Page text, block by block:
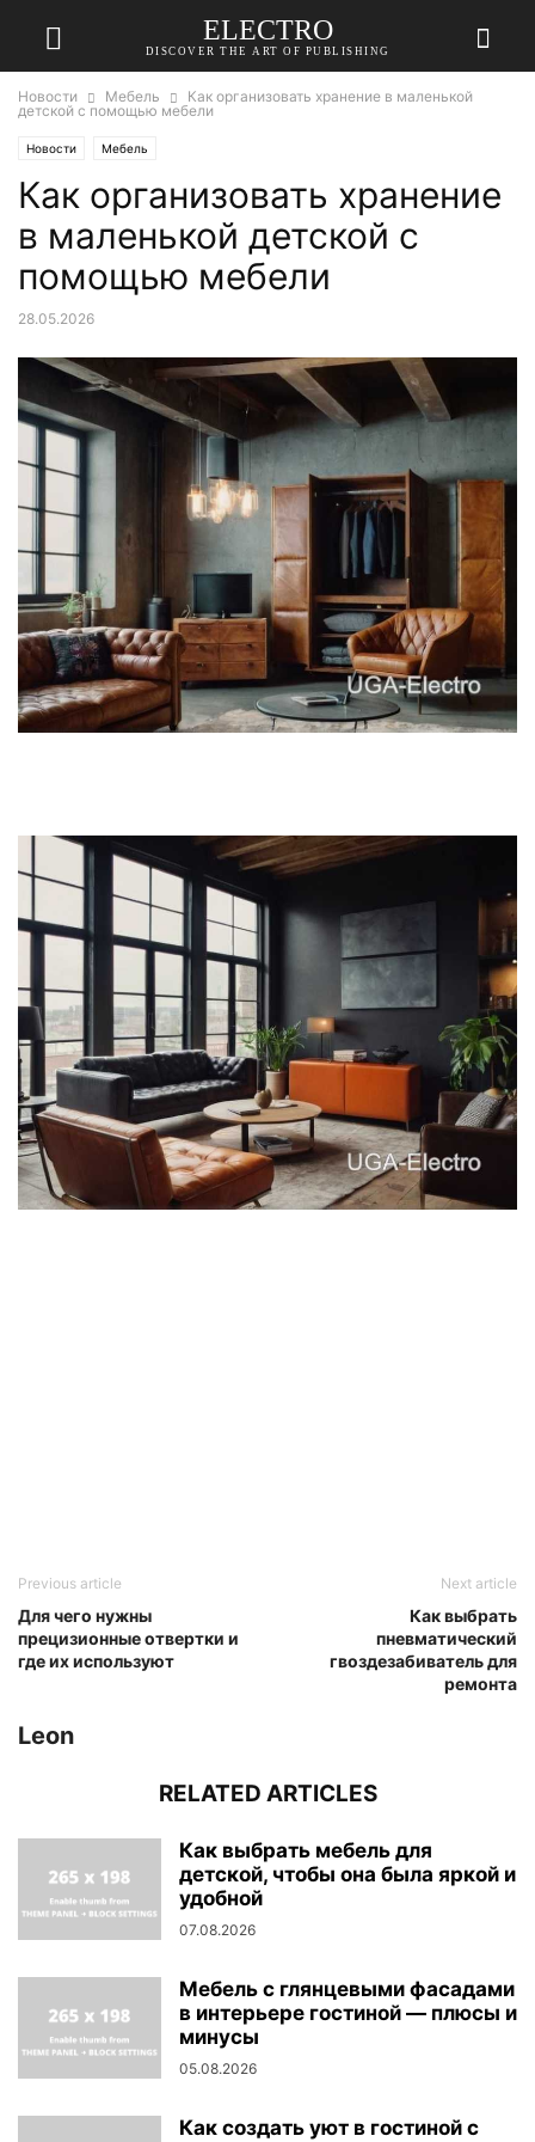
ELECTRO
DISCOVER THE ART OF PUBLISHING
Новости Мебель
Как организовать хранение в маленькой
детской с помощью мебели
Новости Мебель
Как организовать хранение
в маленькой детской с
помощью мебели
28.05.2026
Previous article
Для чего нужны
прецизионные отвертки и
где их используют
Next article
Как выбрать
пневматический
гвоздезабиватель для
ремонта
Leon
RELATED ARTICLES
Как выбрать мебель для
детской, чтобы она была яркой и
удобной
07.08.2026
Мебель с глянцевыми фасадами
в интерьере гостиной — плюсы и
минусы
05.08.2026
Как создать уют в гостиной с